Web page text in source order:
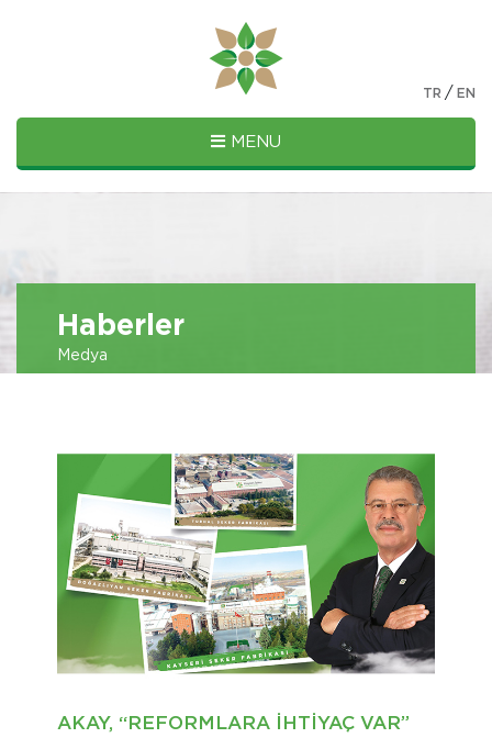
MENU
TR / EN
Haberler
Medya
AKAY, “REFORMLARA İHTİYAÇ VAR”